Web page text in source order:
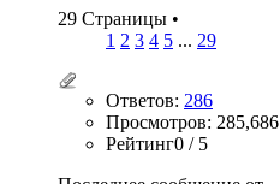
29 Страницы •
1 2 3 4 5 ... 29
Ответов: 286
Просмотров: 285,686
Рейтинг0 / 5